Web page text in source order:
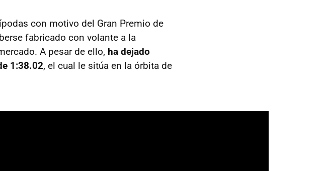
con motivo del Gran Premio de
fabricado con volante a la
A pesar de ello, ha dejado
1:38.02, el cual le sitúa en la órbita de